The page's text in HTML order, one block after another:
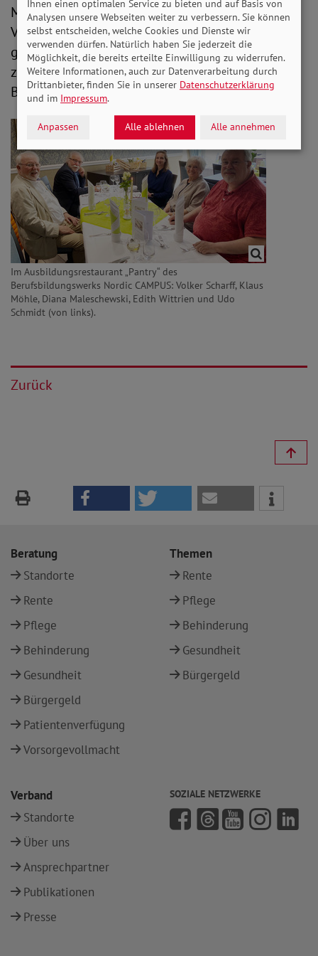
Mitgliedschaft und sein Engagement als 1.
Vorsitzender des Ortsverbands Bremen-Süd
geehrt. Ein schmackhaftes Spargelgericht,
zubereitet von den Auszubildenden des
Berufsbildungswerks, rundete das Treffen ab.
Im Ausbildungsrestaurant „Pantry“ des
Berufsbildungswerks Nordic CAMPUS: Volker Scharff, Klaus
Möhle, Diana Maleschewski, Edith Wittrien und Udo
Schmidt (von links).
Zurück
Beratung
Standorte
Rente
Pflege
Behinderung
Gesundheit
Bürgergeld
Patientenverfügung
Vorsorgevollmacht
Themen
Rente
Pflege
Behinderung
Gesundheit
Bürgergeld
Verband
Standorte
Über uns
Ansprechpartner
Publikationen
Presse
SOZIALE NETZWERKE
Ihnen einen optimalen Service zu bieten und auf Basis von
Analysen unsere Webseiten weiter zu verbessern. Sie können
selbst entscheiden, welche Cookies und Dienste wir
verwenden dürfen. Natürlich haben Sie jederzeit die
Möglichkeit, die bereits erteilte Einwilligung zu widerrufen.
Weitere Informationen, auch zur Datenverarbeitung durch
Drittanbieter, finden Sie in unserer Datenschutzerklärung
und im Impressum.
Anpassen Alle ablehnen Alle annehmen